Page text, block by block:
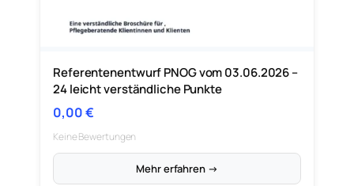
Referentenentwurf PNOG vom 03.06.2026 –
24 leicht verständliche Punkte
0,00€
Keine Bewertungen
Mehr erfahren →